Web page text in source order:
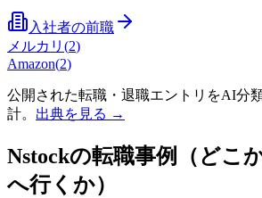
入社者の前職
メルカリ (2)
Amazon(2)
公開された転職・退職エントリをAI分
計。 出典を見る →
Nstockの転職事例（どこ
へ行くか）